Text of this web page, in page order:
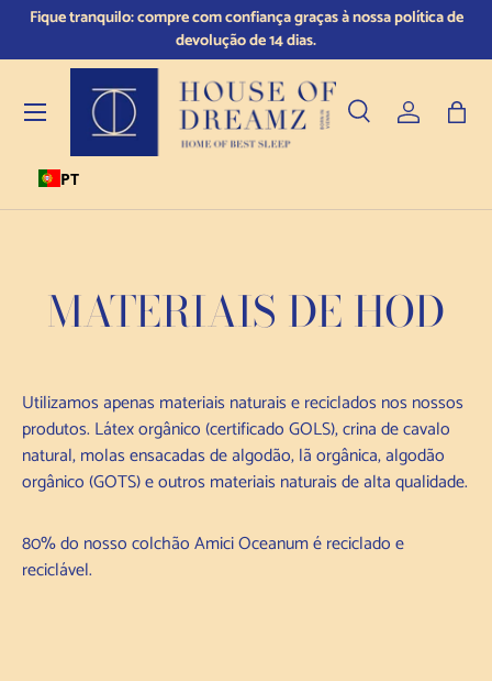
Saltar para o conteúdo
Fique tranquilo: compre com confiança graças à nossa política de
devolução de 14 dias.
PT
Pesquisar
Tipo de produto
PesquisarIniciar Saco
Menu
MATERIAIS DE HOD
Utilizamos apenas materiais naturais e reciclados nos nossos
produtos. Látex orgânico (certificado GOLS), crina de cavalo
natural, molas ensacadas de algodão, lã orgânica, algodão
orgânico (GOTS) e outros materiais naturais de alta qualidade.
80% do nosso colchão Amici Oceanum é reciclado e
reciclável.